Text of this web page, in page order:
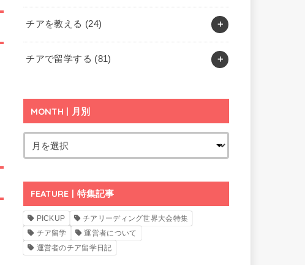
チアを教える (24)
チアで留学する (81)
MONTH | 月別
FEATURE | 特集記事
PICKUP
チアリーディング世界大会特集
チア留学
運営者について
運営者のチア留学日記